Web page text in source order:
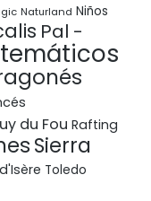
Naturland Niños
Pal -
du Fou Rafting
Sierra
Toledo